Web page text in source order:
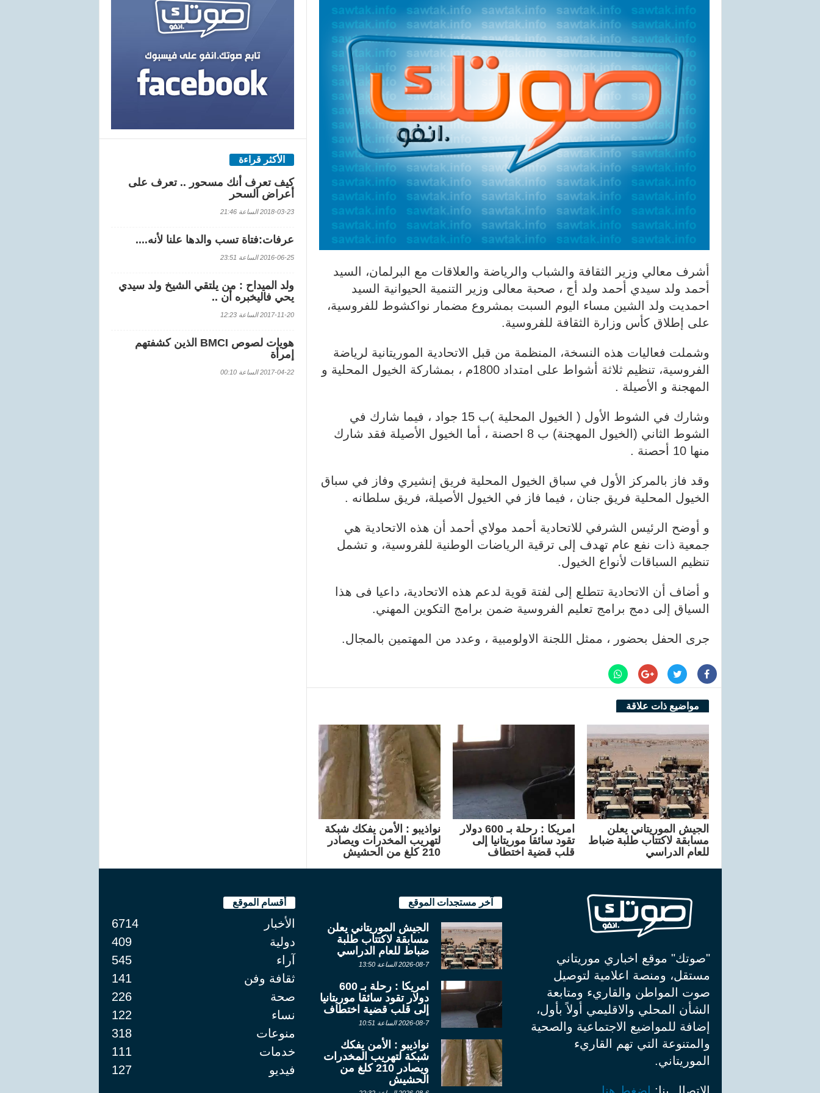
أشرف معالي وزير الثقافة والشباب والرياضة والعلاقات مع البرلمان، السيد
أحمد ولد سيدي أحمد ولد أج ، صحبة معالى وزير التنمية الحيوانية السيد
احمديت ولد الشين مساء اليوم السبت بمشروع مضمار نواكشوط للفروسية،
على إطلاق كأس وزارة الثقافة للفروسية.
وشملت فعاليات هذه النسخة، المنظمة من قبل الاتحادية الموريتانية لرياضة
الفروسية، تنظيم ثلاثة أشواط على امتداد 1800م ، بمشاركة الخيول المحلية و
المهجنة و الأصيلة .
وشارك في الشوط الأول ( الخيول المحلية )ب 15 جواد ، فيما شارك في
الشوط الثاني (الخيول المهجنة) ب 8 احصنة ، أما الخيول الأصيلة فقد شارك
منها 10 أحصنة .
وقد فاز بالمركز الأول في سباق الخيول المحلية فريق إنشيري وفاز في سباق
الخيول المحلية فريق جنان ، فيما فاز في الخيول الأصيلة، فريق سلطانه .
و أوضح الرئيس الشرفي للاتحادية أحمد مولاي أحمد أن هذه الاتحادية هي
جمعية ذات نفع عام تهدف إلى ترقية الرياضات الوطنية للفروسية، و تشمل
تنظيم السباقات لأنواع الخيول.
و أضاف أن الاتحادية تتطلع إلى لفتة قوية لدعم هذه الاتحادية، داعيا فى هذا
السياق إلى دمج برامج تعليم الفروسية ضمن برامج التكوين المهني.
جرى الحفل بحضور ، ممثل اللجنة الاولومبية ، وعدد من المهتمين بالمجال.
مواضيع ذات علاقة
الجيش الموريتاني يعلن
مسابقة لاكتتاب طلبة ضباط
للعام الدراسي
امريكا : رحلة بـ 600 دولار
تقود سائقا موريتانيا إلى
قلب قضية اختطاف
نواذيبو : الأمن يفكك شبكة
لتهريب المخدرات ويصادر
210 كلغ من الحشيش
الأكثر قراءة
كيف تعرف أنك مسحور .. تعرف على
أعراض السحر
2018-03-23 الساعة 21:46
عرفات:فتاة تسب والدها علنا لأنه....
2016-06-25 الساعة 23:51
ولد الميداح : من يلتقي الشيخ ولد سيدي
يحي فاليخبره أن ..
2017-11-20 الساعة 12:23
هويات لصوص BMCI الذين كشفتهم
إمرأة
2017-04-22 الساعة 00:10
"صوتك" موقع اخباري موريتاني
مستقل، ومنصة اعلامية لتوصيل
صوت المواطن والقاريء ومتابعة
الشأن المحلي والاقليمي أولاً بأول،
إضافة للمواضيع الاجتماعية والصحية
والمتنوعة التي تهم القاريء
الموريتاني.
آخر مستجدات الموقع
الجيش الموريتاني يعلن
مسابقة لاكتتاب طلبة
ضباط للعام الدراسي
2026-08-7 الساعة 13:50
امريكا : رحلة بـ 600
دولار تقود سائقا موريتانيا
إلى قلب قضية اختطاف
2026-08-7 الساعة 10:51
نواذيبو : الأمن يفكك
شبكة لتهريب المخدرات
ويصادر 210 كلغ من
الحشيش
أقسام الموقع
الأخبار
6714
دولية
409
آراء
545
ثقافة وفن
141
صحة
226
نساء
122
منوعات
318
خدمات
111
فيديو
127